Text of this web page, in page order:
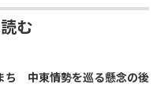
む
ち 中東情勢を巡る懸念の後